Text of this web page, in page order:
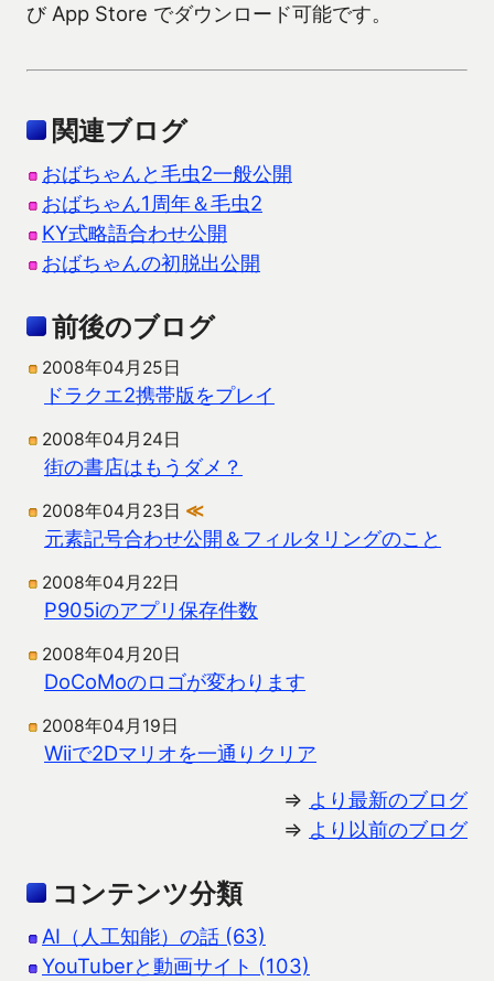
び App Store でダウンロード可能です。
関連ブログ
おばちゃんと毛虫2一般公開
おばちゃん1周年＆毛虫2
KY式略語合わせ公開
おばちゃんの初脱出公開
前後のブログ
2008年04月25日
ドラクエ2携帯版をプレイ
2008年04月24日
街の書店はもうダメ？
2008年04月23日 ≪
元素記号合わせ公開＆フィルタリングのこと
2008年04月22日
P905iのアプリ保存件数
2008年04月20日
DoCoMoのロゴが変わります
2008年04月19日
Wiiで2Dマリオを一通りクリア
⇒ より最新のブログ
⇒ より以前のブログ
コンテンツ分類
AI（人工知能）の話 (63)
YouTuberと動画サイト (103)